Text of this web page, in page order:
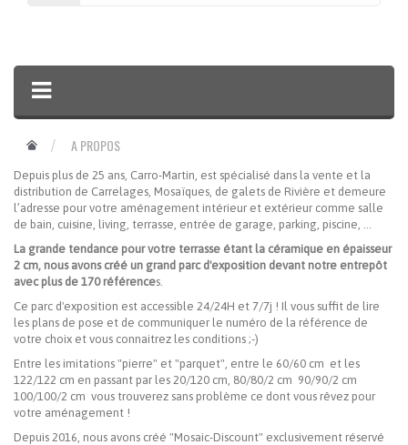
A PROPOS
Depuis plus de 25 ans, Carro-Martin, est spécialisé dans la vente et la
distribution de Carrelages, Mosaïques, de galets de Rivière et demeure
l’adresse pour votre aménagement intérieur et extérieur comme salle
de bain, cuisine, living, terrasse, entrée de garage, parking, piscine, ...
La grande tendance pour votre terrasse étant la céramique en épaisseur
2 cm, nous avons créé un grand parc d'exposition devant notre entrepôt
avec plus de 170 références.
Ce parc d'exposition est accessible 24/24H et 7/7j ! Il vous suffit de lire
les plans de pose et de communiquer le numéro de la référence de
votre choix et vous connaitrez les conditions ;-)
Entre les imitations "pierre" et "parquet", entre le 60/60 cm et les
122/122 cm en passant par les 20/120 cm, 80/80/2 cm 90/90/2 cm
100/100/2 cm vous trouverez sans problème ce dont vous rêvez pour
votre aménagement !
Depuis 2016, nous avons créé "Mosaic-Discount" exclusivement réservé